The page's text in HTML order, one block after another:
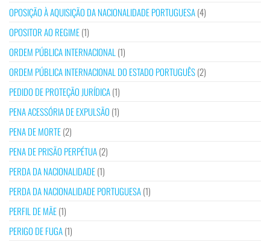
OPOSIÇÃO À AQUISIÇÃO DA NACIONALIDADE PORTUGUESA(4)
OPOSITOR AO REGIME(1)
ORDEM PÚBLICA INTERNACIONAL (1)
ORDEM PÚBLICA INTERNACIONAL DO ESTADO PORTUGUÊS(2)
PEDIDO DE PROTEÇÃO JURÍDICA(1)
PENA ACESSÓRIA DE EXPULSÃO (1)
PENA DE MORTE(2)
PENA DE PRISÃO PERPÉTUA(2)
PERDA DA NACIONALIDADE(1)
PERDA DA NACIONALIDADE PORTUGUESA(1)
PERFIL DE MÃE(1)
PERIGO DE FUGA(1)